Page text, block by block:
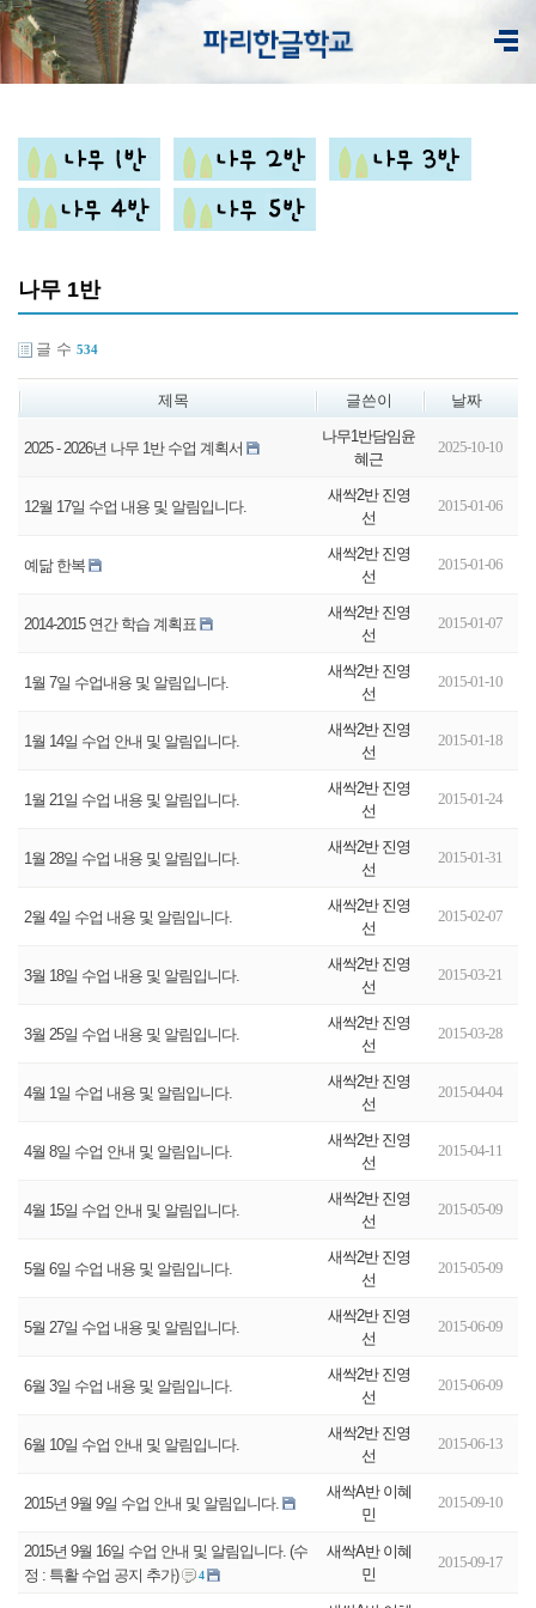
나무 1반
글 수 534
제목 글쓴이 날짜
2025 - 2026년 나무 1반 수업 계획서
나무1반담임윤
혜근
2025-10-10
12월 17일 수업 내용 및 알림입니다.
새싹2반 진영
선
2015-01-06
예닮 한복
새싹2반 진영
선
2015-01-06
2014-2015 연간 학습 계획표
새싹2반 진영
선
2015-01-07
1월 7일 수업내용 및 알림입니다.
새싹2반 진영
선
2015-01-10
1월 14일 수업 안내 및 알림입니다.
새싹2반 진영
선
2015-01-18
1월 21일 수업 내용 및 알림입니다.
새싹2반 진영
선
2015-01-24
1월 28일 수업 내용 및 알림입니다.
새싹2반 진영
선
2015-01-31
2월 4일 수업 내용 및 알림입니다.
새싹2반 진영
선
2015-02-07
3월 18일 수업 내용 및 알림입니다.
새싹2반 진영
선
2015-03-21
3월 25일 수업 내용 및 알림입니다.
새싹2반 진영
선
2015-03-28
4월 1일 수업 내용 및 알림입니다.
새싹2반 진영
선
2015-04-04
4월 8일 수업 안내 및 알림입니다.
새싹2반 진영
선
2015-04-11
4월 15일 수업 안내 및 알림입니다.
새싹2반 진영
선
2015-05-09
5월 6일 수업 내용 및 알림입니다.
새싹2반 진영
선
2015-05-09
5월 27일 수업 내용 및 알림입니다.
새싹2반 진영
선
2015-06-09
6월 3일 수업 내용 및 알림입니다.
새싹2반 진영
선
2015-06-09
6월 10일 수업 안내 및 알림입니다.
새싹2반 진영
선
2015-06-13
2015년 9월 9일 수업 안내 및 알림입니다.
새싹A반 이혜
민
2015-09-10
2015년 9월 16일 수업 안내 및 알림입니다. (수
정 : 특활 수업 공지 추가)
4
새싹A반 이혜
민
2015-09-17